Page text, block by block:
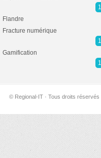
Flandre
Fracture numérique
Gamification
© Regional-IT · Tous droits réservés